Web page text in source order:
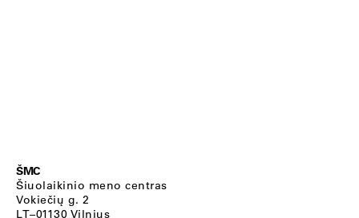
ŠMC
Šiuolaikinio meno centras
Vokiečių g. 2
LT–01130 Vilnius